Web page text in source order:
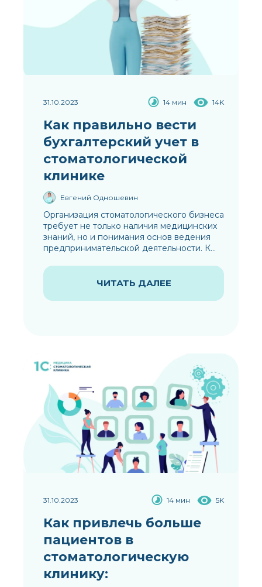
31.10.2023 14 мин 14K
Как правильно вести
бухгалтерский учет в
стоматологической
клинике
Евгений Одношевин
Организация стоматологического бизнеса
требует не только наличия медицинских
знаний, но и понимания основ ведения
предпринимательской деятельности. К...
ЧИТАТЬ ДАЛЕЕ
31.10.2023 14 мин 5K
Как привлечь больше
пациентов в
стоматологическую
клинику: